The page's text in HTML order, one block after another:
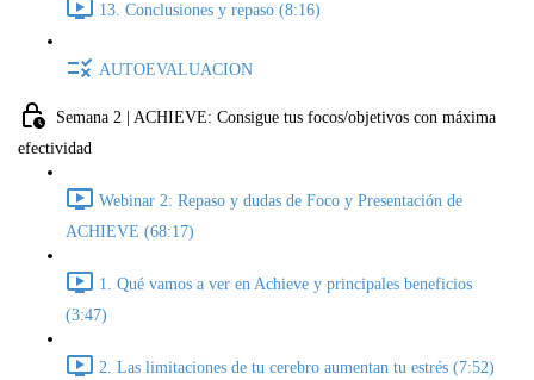
13. Conclusiones y repaso (8:16)
AUTOEVALUACION
Semana 2 | ACHIEVE: Consigue tus focos/objetivos con máxima
efectividad
Webinar 2: Repaso y dudas de Foco y Presentación de
ACHIEVE (68:17)
1. Qué vamos a ver en Achieve y principales beneficios
(3:47)
2. Las limitaciones de tu cerebro aumentan tu estrés (7:52)